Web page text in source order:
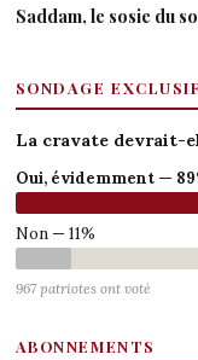
Saddam, le sosie du
SONDAGE EXCLUSIF
La cravate devrait-
Oui, évidemment —
Non — 11%
967 patriotes ont voté
ABONNEMENTS